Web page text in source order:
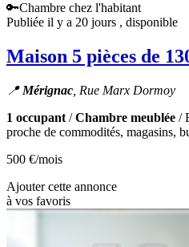
🔑Chambre chez l'habitant
Publiée il y a 20 jours , disponible
Maison 5 pièces de
📍 Mérignac , Rue Marx Dormoy
1 occupant /Chambre meublée /
proche de commodités, magasins,
500 €/mois
Ajouter cette annonce
à vos favoris